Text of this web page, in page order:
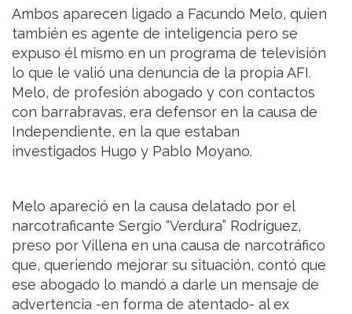
Ambos aparecen ligado a Facundo Melo, quien
también es agente de inteligencia pero se
expuso él mismo en un programa de televisión
lo que le valió una denuncia de la propia AFI.
Melo, de profesión abogado y con contactos
con barrabravas, era defensor en la causa de
Independiente, en la que estaban
investigados Hugo y Pablo Moyano.
Melo apareció en la causa delatado por el
narcotraficante Sergio “Verdura” Rodríguez,
preso por Villena en una causa de narcotráfico
que, queriendo mejorar su situación, contó que
ese abogado lo mandó a darle un mensaje de
advertencia -en forma de atentado- al ex